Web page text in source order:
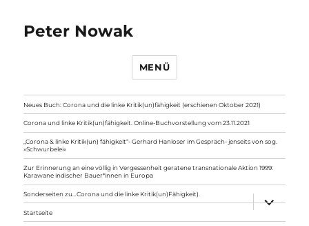
Peter Nowak
MENÜ
Neues Buch: Corona und die linke Kritik(un)fähigkeit (erschienen Oktober 2021)
Corona und linke Kritik(un)fähigkeit. Online-Buchvorstellung vom 23.11.2021
„Corona & linke Kritik(un) fähigkeit“- Gerhard Hanloser im Gespräch- jenseits von sog.
»Schwurbelei«
Zur Erinnerung an eine völlig in Vergessenheit geratene transnationale Aktion 1999:
Karawane indischer Bauer*innen in Europa
Sonderseiten zu…Corona und die linke Kritik(un)Fähigkeit).
anzeigen
Startseite